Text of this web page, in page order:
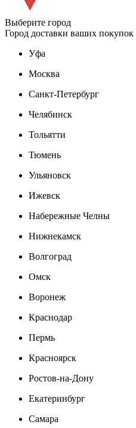
Выберите город
Город доставки ваших покупок
Уфа
Москва
Санкт-Петербург
Челябинск
Тольятти
Тюмень
Ульяновск
Ижевск
Набережные Челны
Нижнекамск
Волгоград
Омск
Воронеж
Краснодар
Пермь
Красноярск
Ростов-на-Дону
Екатеринбург
Самара